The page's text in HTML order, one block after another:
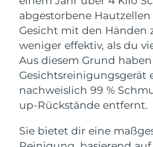
abgestorbene
Gesicht mit den Händen
weniger effektiv, als du
Aus diesem Grund
Gesichtsreinigungsgerät
nachweislich 99 %
up-Rückstände entfernt.
Sie bietet dir eine
LUNA™ 4
Massage, LED
LUNA™ 4
For men, anti-
BEAR™ 2 go
Microcurrent
BEAR™ 2
Microcurrent line
Hydratisierung
UFO™ 3 Set
Deep facial
UFO™ 3 LED
device
issa™ 4
Hybrid silicone
issa™ 4 plus
FAQ™ ANTI-AGING-
Anti-aging
Bosnien und
Herzegowina
Brunei Darussalam
Bulgarien